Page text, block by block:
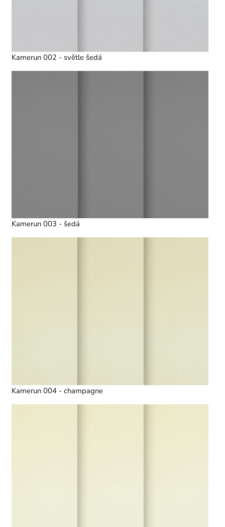
Kamerun 002 - světle šedá
Kamerun 003 - šedá
Kamerun 004 - champagne